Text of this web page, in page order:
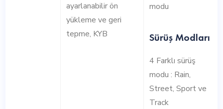
ayarlanabilir ön
yükleme ve geri
tepme, KYB
modu
Sürüş Modları
4 Farklı sürüş
modu : Rain,
Street, Sport ve
Track